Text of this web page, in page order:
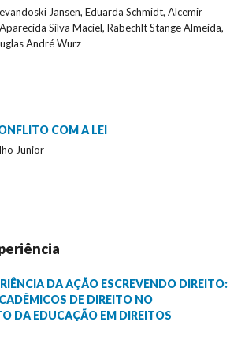
Jansen, Eduarda Schmidt, Alcemir
Silva Maciel, Rabechlt Stange Almeida,
André Wurz
COM A LEI
Junior
DA AÇÃO ESCREVENDO DIREITO:
DE DIREITO NO
DA EDUCAÇÃO EM DIREITOS